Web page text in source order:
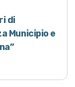
di
Municipio e